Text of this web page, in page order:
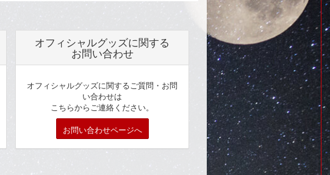
オフィシャルグッズに関する
お問い合わせ
オフィシャルグッズに関するご質問・お問
い合わせは
こちらからご連絡ください。
お問い合わせページへ